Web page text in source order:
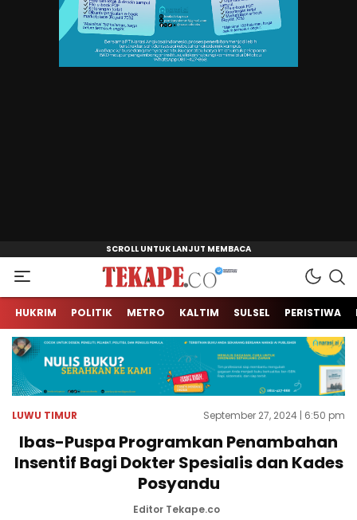
Tekape.co
Jendela Informasi Kita
HUKRIM POLITIK METRO KALTIM SULSEL PERISTIWA
LUWU TIMUR September 27, 2024 | 6:50 pm
Ibas-Puspa Programkan Penambahan
Insentif Bagi Dokter Spesialis dan Kades
Posyandu
Editor Tekape.co